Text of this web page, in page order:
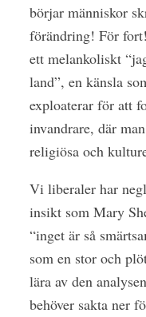
börjar människor
förändring! För
ett melankoliskt
land”, en känsla
exploaterar för att
invandrare, där
religiösa och
Vi liberaler har
insikt som Mary
“inget är så
som en stor och
lära av den
behöver sakta ner